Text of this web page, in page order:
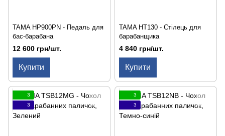
TAMA HP900PN - Педаль для
бас-барабана
12 600 грн/шт.
Купити
TAMA HT130 - Стілець для
барабанщика
4 840 грн/шт.
Купити
3
3
3
3